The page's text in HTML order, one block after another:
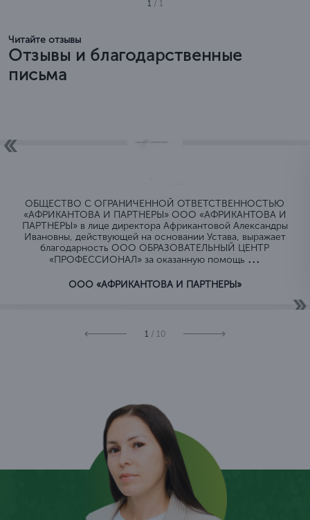
1 / 1
Читайте отзывы
Отзывы и благодарственные
письма
ОБЩЕСТВО C ОГРАНИЧЕННОЙ ОТВЕТСТВЕННОСТЬЮ
«АФРИКАНТОВА И ПАРТНЕРЫ» ООО «АФРИКАНТОВА И
ПАРТНЕРЫ» в лице директора Африкантовой Александры
Ивановны, действующей на основании Устава, выражает
благодарность ООО ОБРАЗОВАТЕЛЬНЫЙ ЦЕНТР
«ПРОФЕССИОНАЛ» за оказанную помощь ...
ООО «АФРИКАНТОВА И ПАРТНЕРЫ»
1 / 10